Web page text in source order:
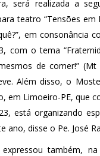
será realizada a
teatro “Tensões em
em consonância
com o tema
de comer!” (Mt
Além disso, o
em Limoeiro-PE, que
está organizando
ano, disse o Pe. José
também,